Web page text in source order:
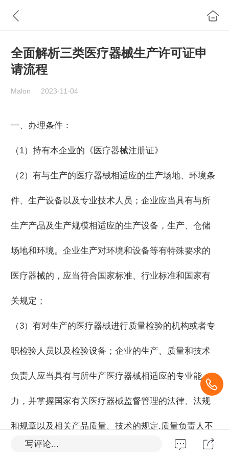
全面解析三类医疗器械生产许可证申
请流程
Malon 2023-11-04
一、办理条件：
（1）持有本企业的《医疗器械注册证》
（2）有与生产的医疗器械相适应的生产场地、环境条
件、生产设备以及专业技术人员；企业应当具有与所
生产产品及生产规模相适应的生产设备，生产、仓储
场地和环境。企业生产对环境和设备等有特殊要求的
医疗器械的，应当符合国家标准、行业标准和国家有
关规定；
（3）有对生产的医疗器械进行质量检验的机构或者专
职检验人员以及检验设备；企业的生产、质量和技术
负责人应当具有与所生产医疗器械相适应的专业能
力，并掌握国家有关医疗器械监督管理的法律、法规
和规章以及相关产品质量、技术的规定,质量负责人不
得同时兼任生产负责人；
写评论...